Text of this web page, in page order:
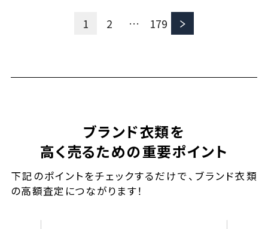
1 2 … 179
ブランド衣類を
高く売るための重要ポイント
下記のポイントをチェックするだけで、ブランド衣類
の高額査定につながります！